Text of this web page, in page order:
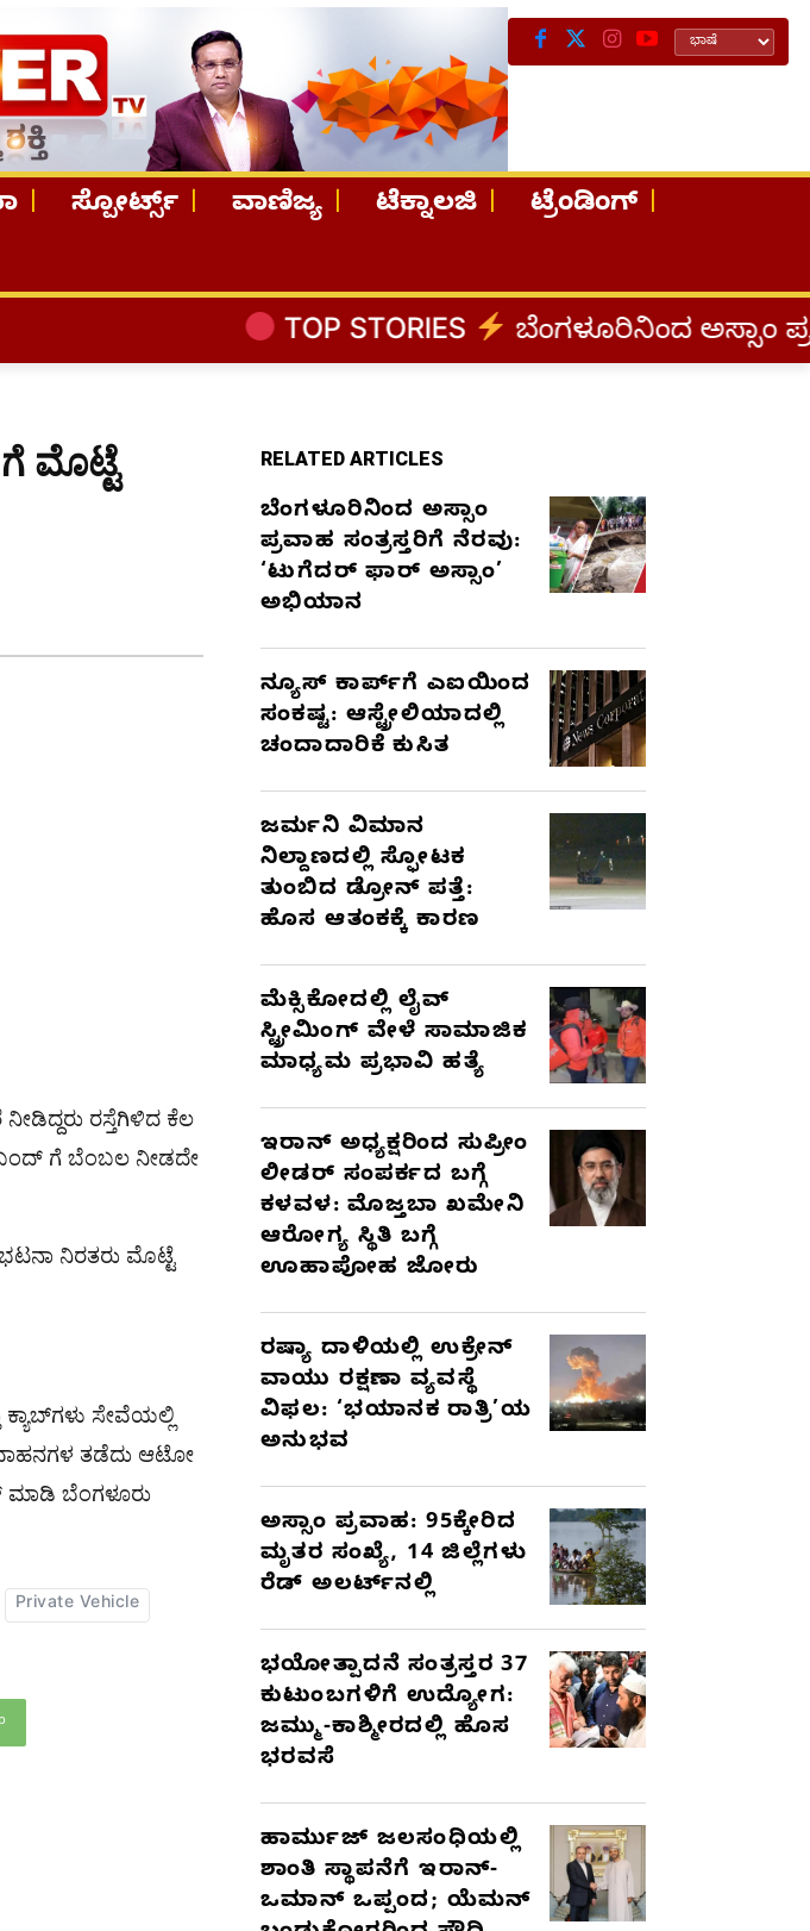
ಸ್ಪೋರ್ಟ್ಸ್ ವಾಣಿಜ್ಯ ಟೆಕ್ನಾಲಜಿ
ಟ್ರೆಂಡಿಂಗ್
TOP STORIES ಬೆಂಗಳೂರಿನಿಂದ ಅಸ್ಸಾಂ ಪ್ರವಾಹ
ಮೊಟ್ಟೆ
ರಸ್ತೆಗಿಳಿದ ಕೆಲ
ಬಂದ್​ ಗೆ ಬೆಂಬಲ ನೀಡದೇ
ನಿರತರು ಮೊಟ್ಟೆ
ಸೇವೆಯಲ್ಲಿ
ವಾಹನಗಳ ತಡೆದು ಆಟೋ
ಮಾಡಿ ಬೆಂಗಳೂರು
Private Vehicle
RELATED ARTICLES
ಬೆಂಗಳೂರಿನಿಂದ ಅಸ್ಸಾಂ
ಪ್ರವಾಹ ಸಂತ್ರಸ್ತರಿಗೆ ನೆರವು:
‘ಟುಗೆದರ್ ಫಾರ್ ಅಸ್ಸಾಂ’
ಅಭಿಯಾನ
ನ್ಯೂಸ್ ಕಾರ್ಪ್‌ಗೆ ಎಐಯಿಂದ
ಸಂಕಷ್ಟ: ಆಸ್ಟ್ರೇಲಿಯಾದಲ್ಲಿ
ಚಂದಾದಾರಿಕೆ ಕುಸಿತ
ಜರ್ಮನಿ ವಿಮಾನ
ನಿಲ್ದಾಣದಲ್ಲಿ ಸ್ಫೋಟಕ
ತುಂಬಿದ ಡ್ರೋನ್ ಪತ್ತೆ:
ಹೊಸ ಆತಂಕಕ್ಕೆ ಕಾರಣ
ಮೆಕ್ಸಿಕೋದಲ್ಲಿ ಲೈವ್
ಸ್ಟ್ರೀಮಿಂಗ್ ವೇಳೆ ಸಾಮಾಜಿಕ
ಮಾಧ್ಯಮ ಪ್ರಭಾವಿ ಹತ್ಯೆ
ಇರಾನ್ ಅಧ್ಯಕ್ಷರಿಂದ ಸುಪ್ರೀಂ
ಲೀಡರ್ ಸಂಪರ್ಕದ ಬಗ್ಗೆ
ಕಳವಳ: ಮೊಜ್ತಬಾ ಖಮೇನಿ
ಆರೋಗ್ಯ ಸ್ಥಿತಿ ಬಗ್ಗೆ
ಊಹಾಪೋಹ ಜೋರು
ರಷ್ಯಾ ದಾಳಿಯಲ್ಲಿ ಉಕ್ರೇನ್
ವಾಯು ರಕ್ಷಣಾ ವ್ಯವಸ್ಥೆ
ವಿಫಲ: ‘ಭಯಾನಕ ರಾತ್ರಿ’ಯ
ಅನುಭವ
ಅಸ್ಸಾಂ ಪ್ರವಾಹ: 95ಕ್ಕೇರಿದ
ಮೃತರ ಸಂಖ್ಯೆ, 14 ಜಿಲ್ಲೆಗಳು
ರೆಡ್ ಅಲರ್ಟ್‌ನಲ್ಲಿ
ಭಯೋತ್ಪಾದನೆ ಸಂತ್ರಸ್ತರ 37
ಕುಟುಂಬಗಳಿಗೆ ಉದ್ಯೋಗ:
ಜಮ್ಮು-ಕಾಶ್ಮೀರದಲ್ಲಿ ಹೊಸ
ಭರವಸೆ
ಹಾರ್ಮುಜ್ ಜಲಸಂಧಿಯಲ್ಲಿ
ಶಾಂತಿ ಸ್ಥಾಪನೆಗೆ ಇರಾನ್-
ಒಮಾನ್ ಒಪ್ಪಂದ; ಯೆಮನ್